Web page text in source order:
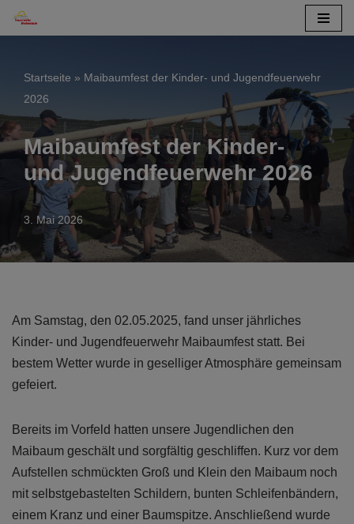
Startseite » Maibaumfest der Kinder- und Jugendfeuerwehr
2026
Maibaumfest der Kinder-
und Jugendfeuerwehr 2026
3. Mai 2026
Am Samstag, den 02.05.2025, fand unser jährliches
Kinder- und Jugendfeuerwehr Maibaumfest statt. Bei
bestem Wetter wurde in geselliger Atmosphäre gemeinsam
gefeiert.
Bereits im Vorfeld hatten unsere Jugendlichen den
Maibaum geschält und sorgfältig geschliffen. Kurz vor dem
Aufstellen schmückten Groß und Klein den Maibaum noch
mit selbstgebastelten Schildern, bunten Schleifenbändern,
einem Kranz und einer Baumspitze. Anschließend wurde